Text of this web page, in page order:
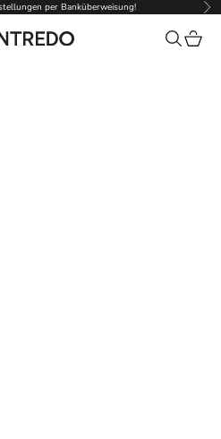
per Banküberweisung! Vor
Suchen